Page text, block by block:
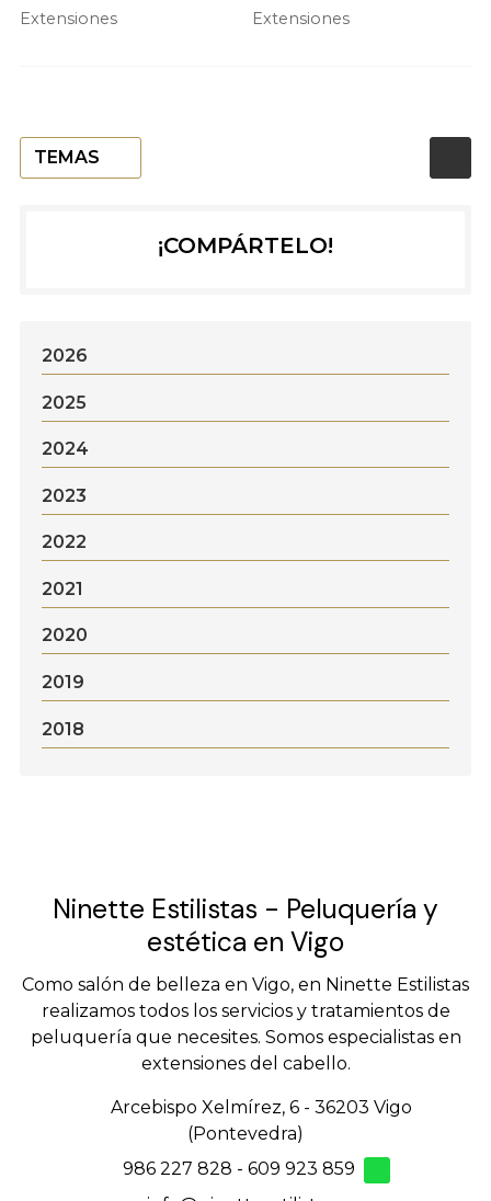
TEMAS
melena?
Extensiones Extensiones
¡COMPÁRTELO!
2026
2025
2024
2023
2022
2021
2020
2019
2018
Ninette Estilistas - Peluquería y
estética en Vigo
Como salón de belleza en Vigo, en Ninette Estilistas
realizamos todos los servicios y tratamientos de
peluquería que necesites. Somos especialistas en
extensiones del cabello.
Arcebispo Xelmírez, 6 - 36203 Vigo
(Pontevedra)
986 227 828 - 609 923 859